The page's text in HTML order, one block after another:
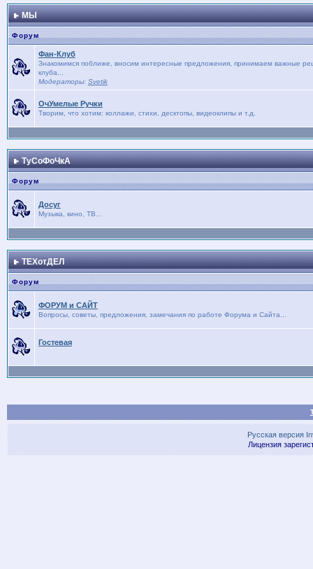
МЫ
Форум
Фан-Клуб
Знакомимся поближе, вносим интересные предложения, принимаем важные
клуба...
Модераторы: Svetik
ОчУмелые Ручки
Творим, что хотим: коллажи, стихи, десктопы, видеоклипы и т.д.
ТуСоФоЧкА
Форум
Досуг
Музыка, кино, ТВ...
ТЕХотДЕЛ
Форум
ФОРУМ и САЙТ
Вопросы, советы, предложения, замечания по работе Форума и Сайта...
Гостевая
Русская версия
Лицензия